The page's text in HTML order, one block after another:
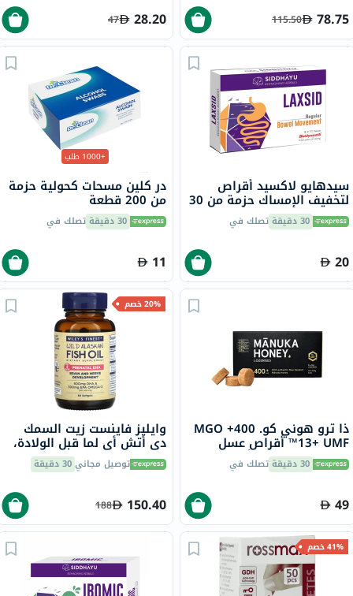
78.75
115.50
28.20
47
سيدهايو لاكسيد أقراص
لتخفيف الإمساك حزمة من 30
30 دقيقة تصلك في
20
+1000 طلب
در كلين مسحات كحولية حزمة
من 200 قطعة
30 دقيقة تصلك في
11
ذا ترو هوني كو. 400+ MGO
13+ UMF™ أقراص عسل
مانوكا 2.8 جرام 8 أقراص30 دقيقة تصلك في
49
20% خصم
وايليز فاينست زيت السمك
دي أتش أي لما قبل الولادة،
حزمة 60 توصيل مجاني30 دقيقة
150.40
188
41% خصم